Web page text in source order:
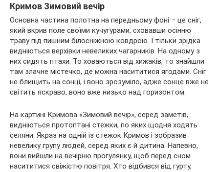
Кримов Зимовий вечір
Основна частина полотна на передньому фоні – це сніг,
який вкрив поле своїми кучугурами, сховавши осінню
траву під пишним білосніжною ковдрою. І тільки зрідка
видніються верхівки невеликих чагарників. На одному з
них сидять птахи. То ховаються від хижаків, то знайшли
там злачне містечко, де можна насититися ягодами. Сніг
не блищить на сонці, і воно зрозуміло, адже сонце вже не
світить яскраво, воно вже низько над горизонтом.
На картині Кримова «Зимовий вечір», серед заметів,
видніються протоптані стежки, по яких щодня ходять
селяни. Якраз на одній із стежок Кримов і зобразив
невелику групу людей, серед яких є й дитина. Напевно,
вони вийшли на вечірню прогулянку, щоб перед сном
насититися свіжістю повітря. Хто відбився від гурту,